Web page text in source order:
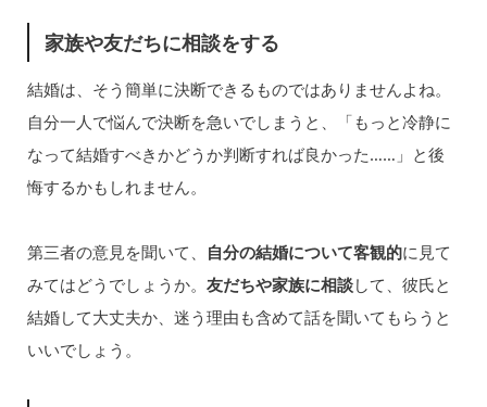
家族や友だちに相談をする
結婚は、そう簡単に決断できるものではありませんよね。
自分一人で悩んで決断を急いでしまうと、「もっと冷静に
なって結婚すべきかどうか判断すれば良かった……」と後
悔するかもしれません。
第三者の意見を聞いて、 自分の結婚について客観的に見て
みてはどうでしょうか。 友だちや家族に相談して、彼氏と
結婚して大丈夫か、迷う理由も含めて話を聞いてもらうと
いいでしょう。